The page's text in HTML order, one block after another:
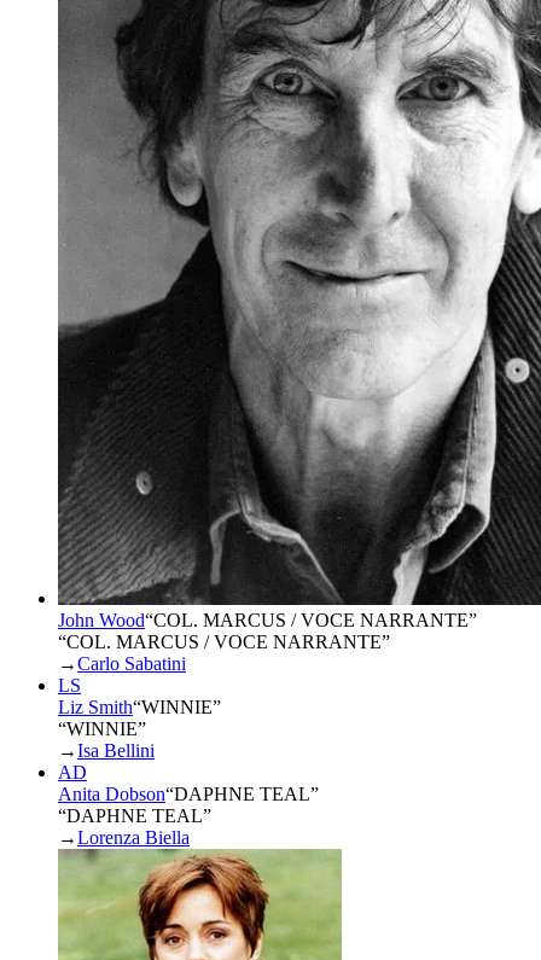
John Wood“COL. MARCUS / VOCE NARRANTE”
“COL. MARCUS / VOCE NARRANTE”
→Carlo Sabatini
LS
Liz Smith“WINNIE”
“WINNIE”
→Isa Bellini
AD
Anita Dobson“DAPHNE TEAL”
“DAPHNE TEAL”
→Lorenza Biella